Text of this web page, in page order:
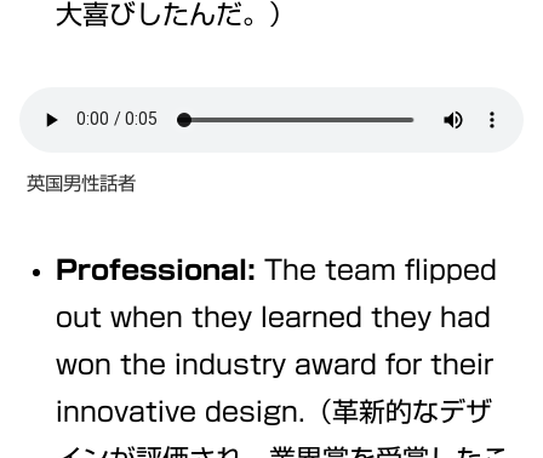
大喜びしたんだ。）
英国男性話者
Professional: The team flipped
out when they learned they had
won the industry award for their
innovative design.（革新的なデザ